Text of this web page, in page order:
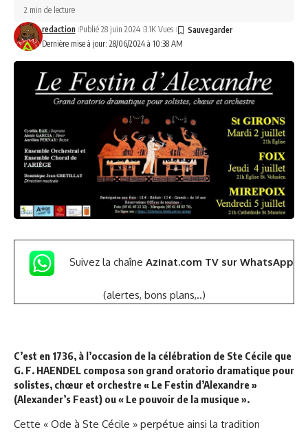
Dernière mise à jour: 28/06/2024 à 10:38 AM
redaction Publié 28 juin 2024 3.1K Vues
2 min de lecture
Suivez la chaîne Azinat.com TV sur WhatsApp
(alertes, bons plans,..)
C’est en 1736, à l’occasion de la célébration de Ste Cécile que
G. F. HAENDEL composa son grand oratorio dramatique pour
solistes, chœur et orchestre « Le Festin d’Alexandre »
(Alexander’s Feast) ou « Le pouvoir de la musique ».
Cette « Ode à Ste Cécile » perpétue ainsi la tradition